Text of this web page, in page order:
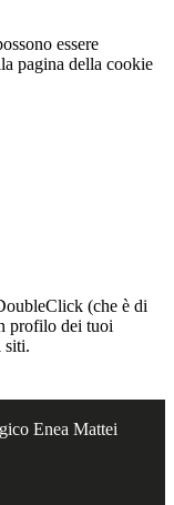
essere
pagina della cookie
(che è di
profilo dei tuoi
siti.
Enea Mattei